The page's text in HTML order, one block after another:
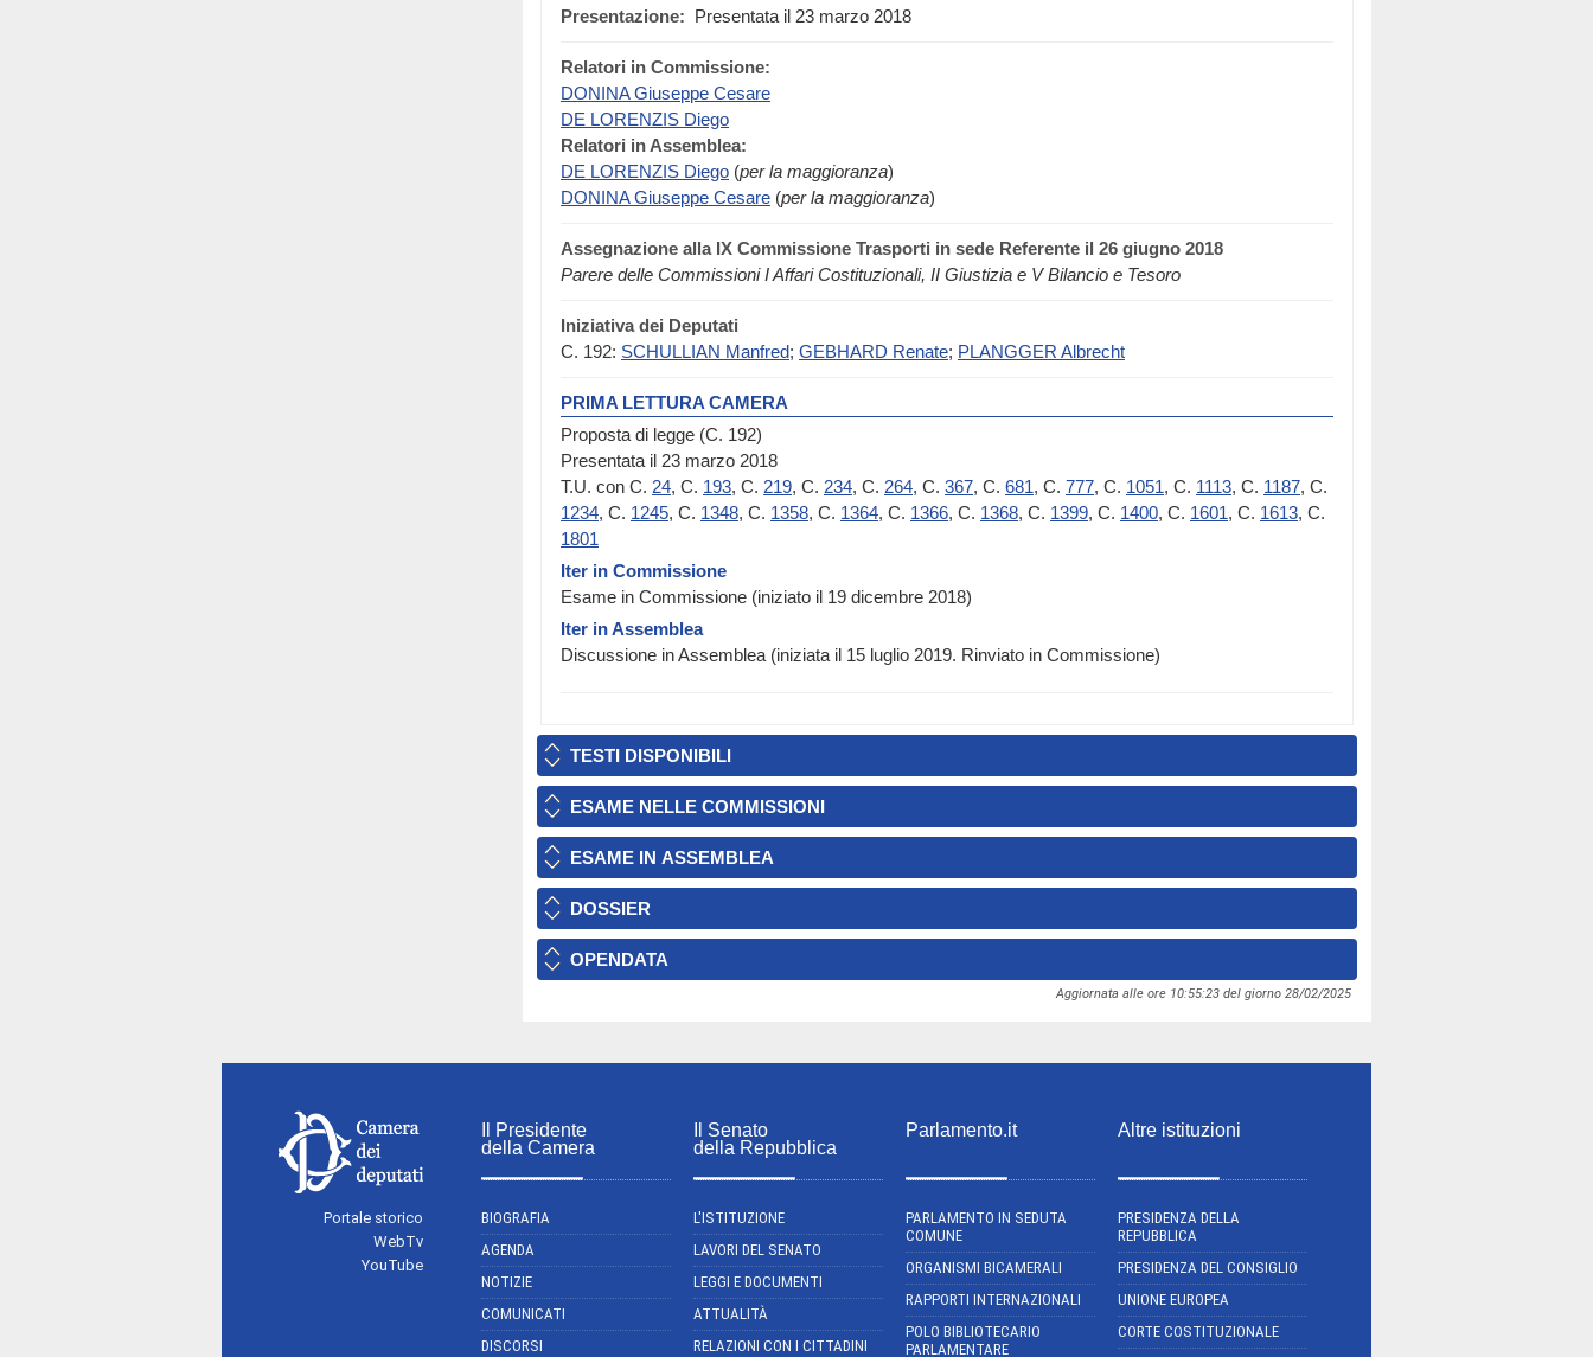
Presentazione: Presentata il 23 marzo 2018
Relatori in Commissione:
DONINA Giuseppe Cesare
DE LORENZIS Diego
Relatori in Assemblea:
DE LORENZIS Diego (per la maggioranza)
DONINA Giuseppe Cesare (per la maggioranza)
Assegnazione alla IX Commissione Trasporti in sede Referente il 26 giugno 2018
Parere delle Commissioni I Affari Costituzionali, II Giustizia e V Bilancio e Tesoro
Iniziativa dei Deputati
C. 192: SCHULLIAN Manfred; GEBHARD Renate; PLANGGER Albrecht
PRIMA LETTURA CAMERA
Proposta di legge (C. 192)
Presentata il 23 marzo 2018
T.U. con C. 24, C. 193, C. 219, C. 234, C. 264, C. 367, C. 681, C. 777, C. 1051, C. 1113, C. 1187, C.
1234, C. 1245, C. 1348, C. 1358, C. 1364, C. 1366, C. 1368, C. 1399, C. 1400, C. 1601, C. 1613, C.
1801
Iter in Commissione
Esame in Commissione (iniziato il 19 dicembre 2018)
Iter in Assemblea
Discussione in Assemblea (iniziata il 15 luglio 2019. Rinviato in Commissione)
TESTI DISPONIBILI
ESAME NELLE COMMISSIONI
ESAME IN ASSEMBLEA
DOSSIER
OPENDATA
Aggiornata alle ore 10:55:23 del giorno 28/02/2025
Portale storico
WebTv
YouTube
Il Presidente
della Camera
BIOGRAFIA
AGENDA
NOTIZIE
COMUNICATI
DISCORSI
Il Senato
della Repubblica
L'ISTITUZIONE
LAVORI DEL SENATO
LEGGI E DOCUMENTI
ATTUALITÀ
RELAZIONI CON I CITTADINI
Parlamento.it
PARLAMENTO IN SEDUTA
COMUNE
ORGANISMI BICAMERALI
RAPPORTI INTERNAZIONALI
POLO BIBLIOTECARIO
PARLAMENTARE
Altre istituzioni
PRESIDENZA DELLA
REPUBBLICA
PRESIDENZA DEL CONSIGLIO
UNIONE EUROPEA
CORTE COSTITUZIONALE